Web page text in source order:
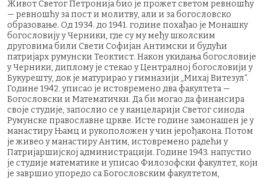
Живот Светог Петронија био је прожет светом ревношћу
— ревношћу за пост и молитву, али и за богословско
образовање. Од 1934. до 1941. године похађао је Монашку
богословију у Черники, где су му међу школским
друговима били Свети Софијан Антимски и будући
патријарх румунски Теоктист. Након укидања богословије
у Черники, диплому је стекао у Централној богословији у
Букурешту, док је матурирао у гимназији „Михај Витезул“.
Године 1942. уписао је истовремено два факултета —
Богословски и Математички. Да би могао да финансира
своје студије, запослио се у канцеларији Светог синода
Румунске православне цркве. Исте године замонашен је у
манастиру Њамц и рукоположен у чин јерођакона. Потом
је живео у манастиру Антим, истовремено радећи у
Патријаршијској администрацији. Године 1943. напустио
је студије математике и уписао Филозофски факултет, који
је завршио упоредо са Богословским факултетом,